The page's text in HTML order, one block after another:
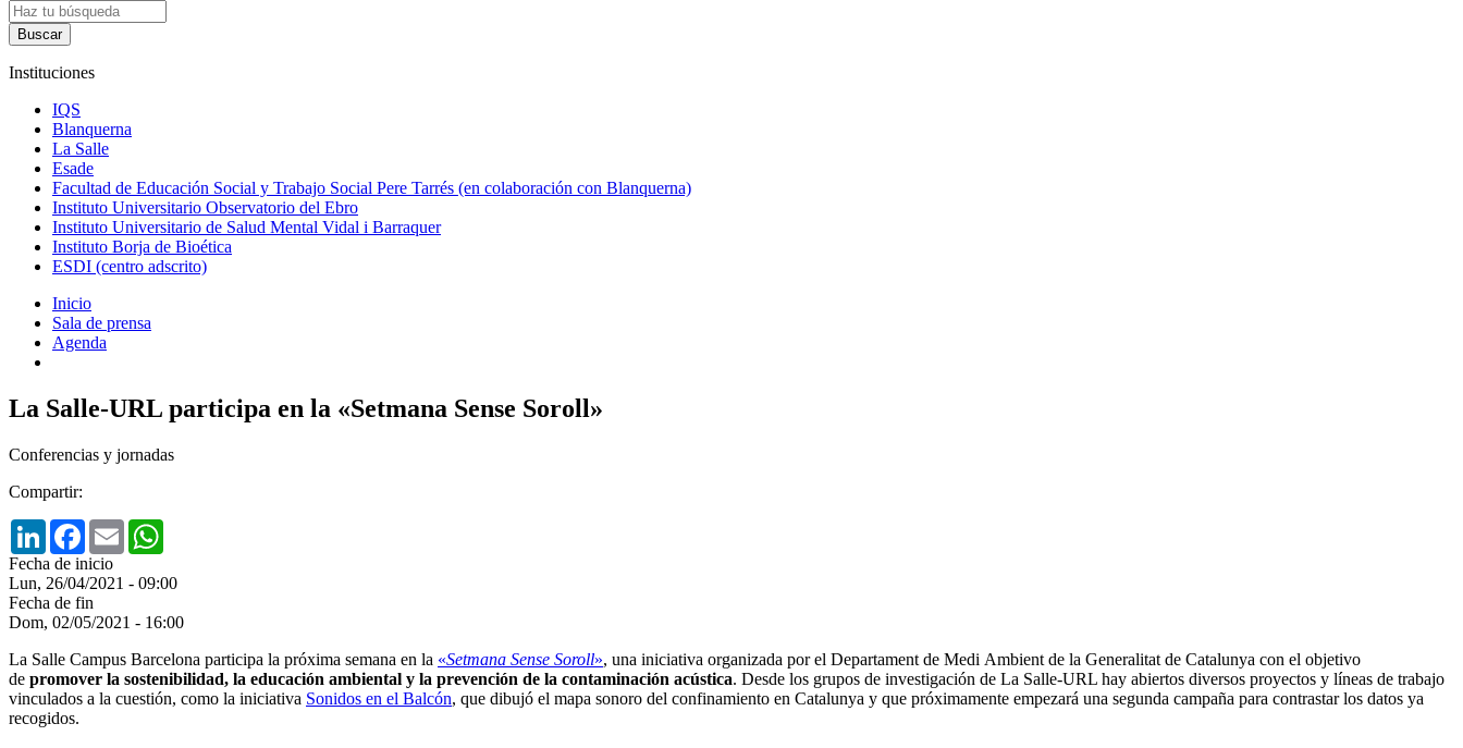
Instituciones
IQS
Blanquerna
La Salle
Esade
Facultad de Educación Social y Trabajo Social Pere Tarrés (en colaboración con Blanquerna)
Instituto Universitario Observatorio del Ebro
Instituto Universitario de Salud Mental Vidal i Barraquer
Instituto Borja de Bioética
ESDI (centro adscrito)
Inicio
Sala de prensa
Agenda
La Salle-URL participa en la «Setmana Sense Soroll»
Conferencias y jornadas
Compartir:
LinkedInFacebook
Email
Fecha de inicio
Lun, 26/04/2021 - 09:00
Fecha de fin
Dom, 02/05/2021 - 16:00
La Salle Campus Barcelona participa la próxima semana en la «Setmana Sense Soroll», una iniciativa organizada por el Departament de Medi Ambient de la Generalitat de Catalunya con el objetivo
de promover la sostenibilidad, la educación ambiental y la prevención de la contaminación acústica. Desde los grupos de investigación de La Salle-URL hay abiertos diversos proyectos y líneas de trabajo
vinculados a la cuestión, como la iniciativa Sonidos en el Balcón, que dibujó el mapa sonoro del confinamiento en Catalunya y que próximamente empezará una segunda campaña para contrastar los datos ya
recogidos.